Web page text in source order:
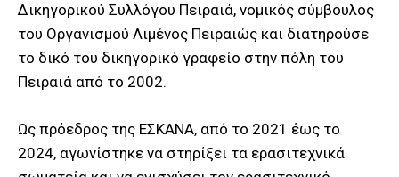
Δικηγορικού Συλλόγου Πειραιά, νομικός σύμβουλος
του Οργανισμού Λιμένος Πειραιώς και διατηρούσε
το δικό του δικηγορικό γραφείο στην πόλη του
Πειραιά από το 2002.
Ως πρόεδρος της ΕΣΚΑΝΑ, από το 2021 έως το
2024, αγωνίστηκε να στηρίξει τα ερασιτεχνικά